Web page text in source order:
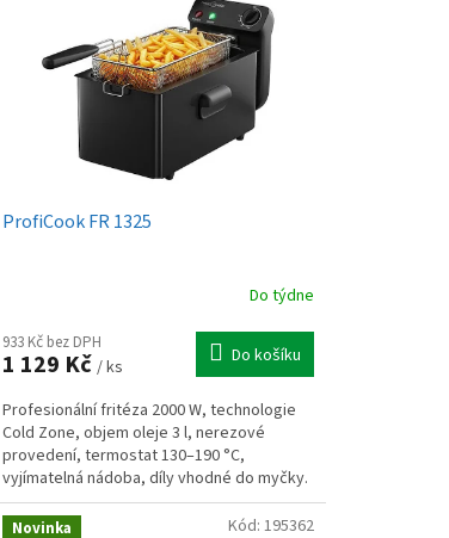
ProfiCook FR 1325
Do týdne
933 Kč bez DPH
1 129 Kč / ks Do košíku
Profesionální fritéza 2000 W, technologie
Cold Zone, objem oleje 3 l, nerezové
provedení, termostat 130–190 °C,
vyjímatelná nádoba, díly vhodné do myčky.
Novinka Kód: 195362